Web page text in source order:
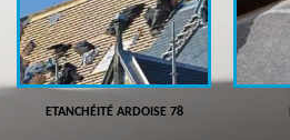
ETANCHÉITÉ ARDOISE 78